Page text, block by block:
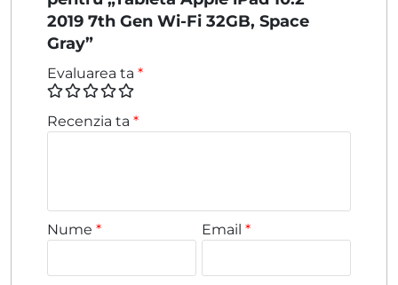
2019 7th Gen Wi-Fi 32GB, Space
Gray”
Evaluarea ta *
Recenzia ta *
Nume * Email*